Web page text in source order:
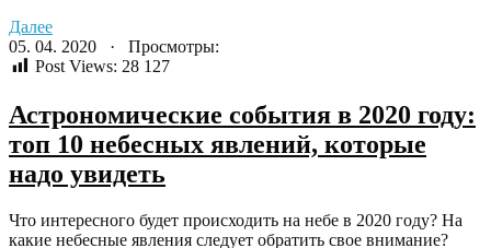
Далее
05. 04. 2020 · Просмотры:
Post Views: 28 127
Астрономические события в 2020 году:
топ 10 небесных явлений, которые
надо увидеть
Что интересного будет происходить на небе в 2020 году? На
какие небесные явления следует обратить свое внимание?